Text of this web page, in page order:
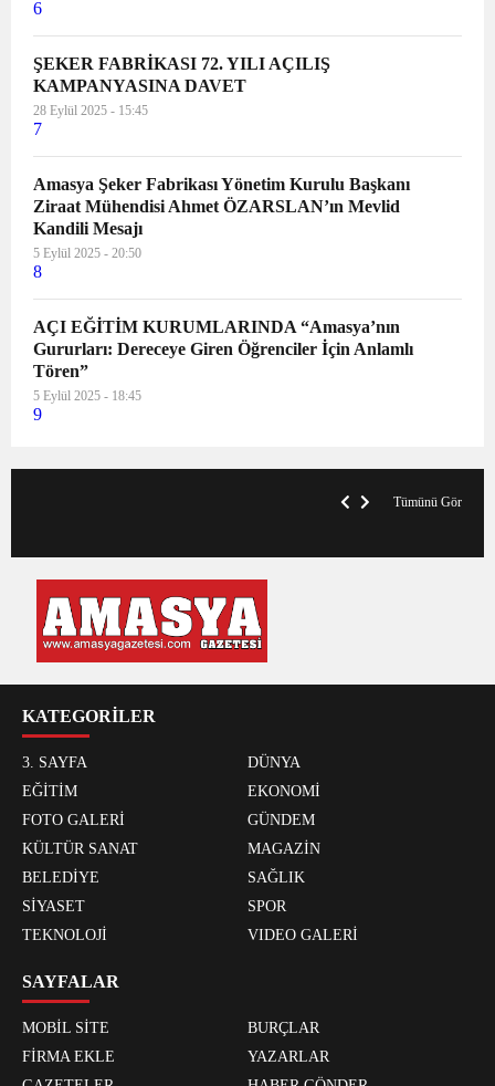
6
ŞEKER FABRİKASI 72. YILI AÇILIŞ
KAMPANYASINA DAVET
28 Eylül 2025 - 15:45
7
Amasya Şeker Fabrikası Yönetim Kurulu Başkanı
Ziraat Mühendisi Ahmet ÖZARSLAN’ın Mevlid
Kandili Mesajı
5 Eylül 2025 - 20:50
8
AÇI EĞİTİM KURUMLARINDA “Amasya’nın
Gururları: Dereceye Giren Öğrenciler İçin Anlamlı
Tören”
5 Eylül 2025 - 18:45
9
Tümünü Gör
KATEGORİLER
3. SAYFA
DÜNYA
EĞİTİM
EKONOMİ
FOTO GALERİ
GÜNDEM
KÜLTÜR SANAT
MAGAZİN
BELEDİYE
SAĞLIK
SİYASET
SPOR
TEKNOLOJİ
VIDEO GALERİ
SAYFALAR
MOBİL SİTE
BURÇLAR
FİRMA EKLE
YAZARLAR